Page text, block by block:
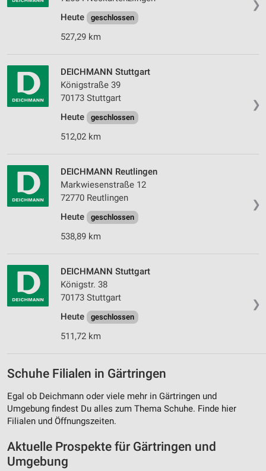
❯
Heute
geschlossen
527,29 km
❯
DEICHMANN Stuttgart
Königstraße 39
70173 Stuttgart
Heute
geschlossen
512,02 km
❯
DEICHMANN Reutlingen
Markwiesenstraße 12
72770 Reutlingen
Heute
geschlossen
538,89 km
❯
DEICHMANN Stuttgart
Königstr. 38
70173 Stuttgart
Heute
geschlossen
511,72 km
Schuhe Filialen in Gärtringen
Egal ob Deichmann oder viele mehr in Gärtringen und
Umgebung findest Du alles zum Thema Schuhe. Finde hier
Filialen und Öffnungszeiten.
Aktuelle Prospekte für Gärtringen und
Umgebung